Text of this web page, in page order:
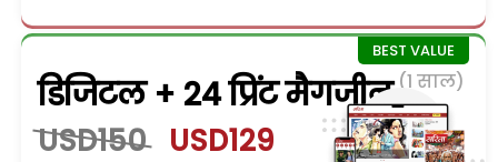
डिजिटल + 24 प्रिंट मैगजीन (1 साल)
USD150 USD129